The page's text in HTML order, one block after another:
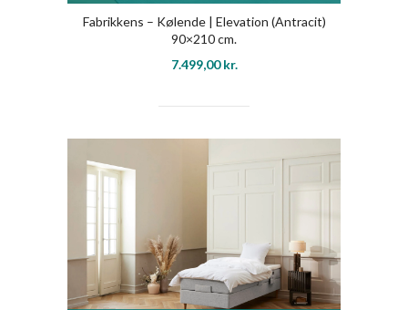
Fabrikkens – Kølende | Elevation (Antracit)
90×210 cm.
7.499,00kr.